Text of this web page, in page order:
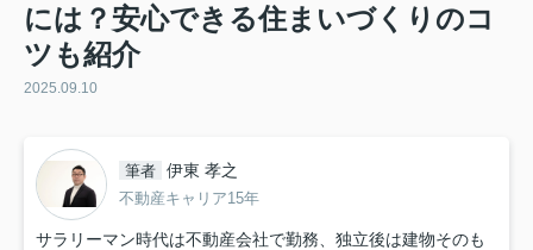
には？安心できる住まいづくりのコ
ツも紹介
2025.09.10
筆者 伊東 孝之
不動産キャリア15年
サラリーマン時代は不動産会社で勤務、独立後は建物そのも